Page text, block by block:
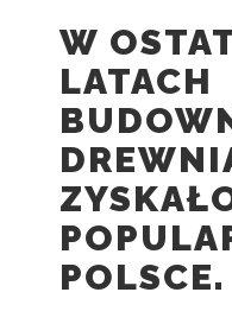
W
LATACH
POLSCE.